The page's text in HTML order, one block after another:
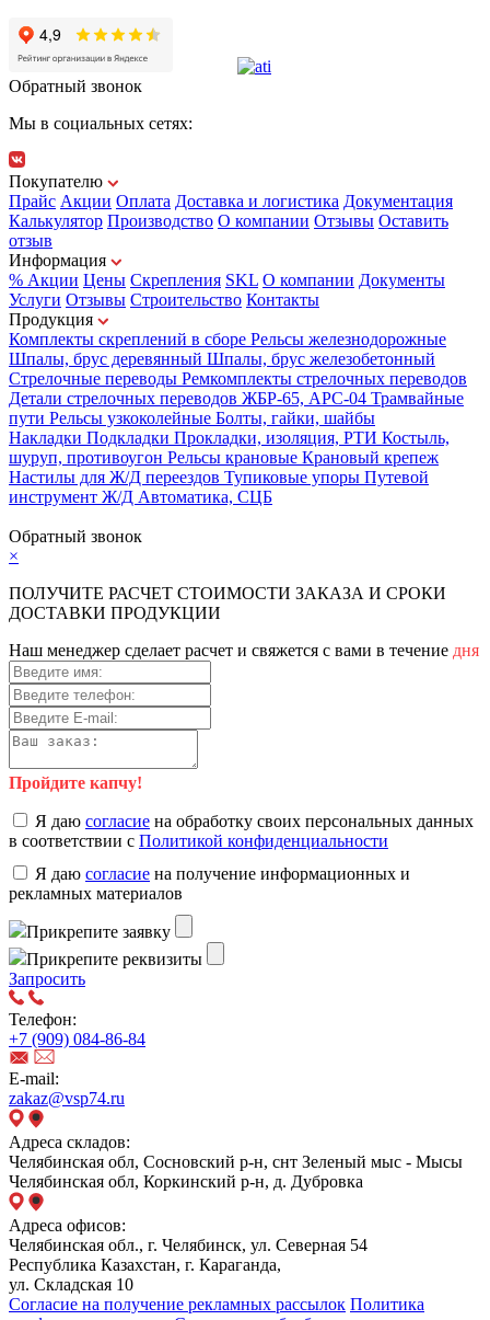
Обратный звонок
Мы в социальных сетях:
Покупателю
Прайс Акции Оплата Доставка и логистика Документация
Калькулятор Производство О компании Отзывы Оставить
отзыв
Информация
% Акции Цены Скрепления SKL О компании Документы
Услуги Отзывы Строительство Контакты
Продукция
Комплекты скреплений в сборе Рельсы железнодорожные
Шпалы, брус деревянный Шпалы, брус железобетонный
Стрелочные переводы Ремкомплекты стрелочных переводов
Детали стрелочных переводов ЖБР-65, АРС-04 Трамвайные
пути Рельсы узкоколейные Болты, гайки, шайбы
Накладки Подкладки Прокладки, изоляция, РТИ Костыль,
шуруп, противоугон Рельсы крановые Крановый крепеж
Настилы для Ж/Д переездов Тупиковые упоры Путевой
инструмент Ж/Д Автоматика, СЦБ
Обратный звонок
×
ПОЛУЧИТЕ РАСЧЕТ СТОИМОСТИ ЗАКАЗА И СРОКИ
ДОСТАВКИ ПРОДУКЦИИ
Наш менеджер сделает расчет и свяжется с вами в течение дня
Пройдите капчу!
Я даю согласие на обработку своих персональных данных
в соответствии с Политикой конфиденциальности
Я даю согласие на получение информационных и
рекламных материалов
Прикрепите заявку
Прикрепите реквизиты
Запросить
Телефон:
+7 (909) 084-86-84
E-mail:
zakaz@vsp74.ru
Адреса складов:
Челябинская обл, Сосновский р-н, снт Зеленый мыс - Мысы
Челябинская обл, Коркинский р-н, д. Дубровка
Адреса офисов:
Челябинская обл., г. Челябинск, ул. Северная 54
Республика Казахстан, г. Караганда,
ул. Складская 10
Согласие на получение рекламных рассылок Политика